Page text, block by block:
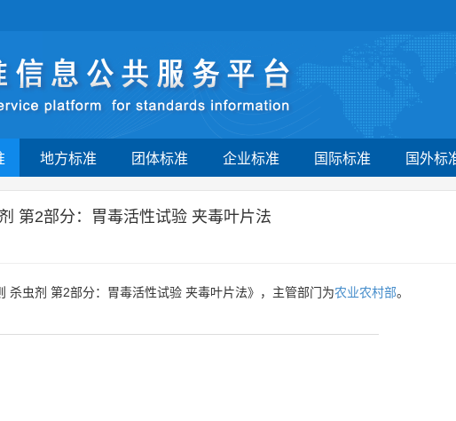
地方标准 团体标准 企业标准 国际标准 国外标
第2部分：胃毒活性试验 夹毒叶片法
杀虫剂 第2部分：胃毒活性试验 夹毒叶片法》，主管部门为农业农村部。